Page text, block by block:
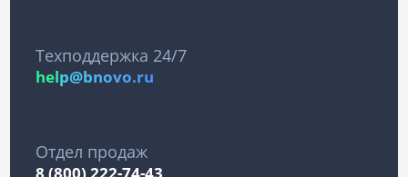
Техподдержка 24/7
help@bnovo.ru
Отдел продаж
8 (800) 222-74-43